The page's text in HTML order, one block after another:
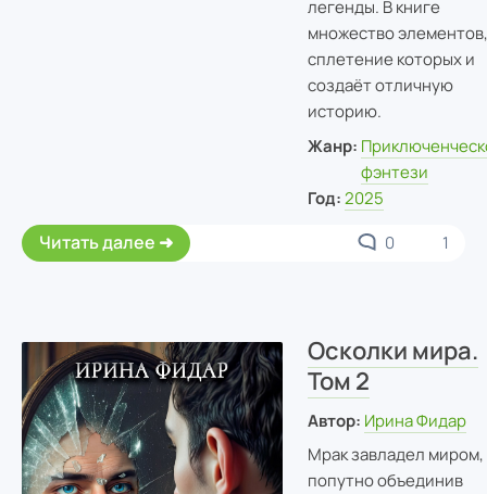
легенды. В книге
множество элементов,
сплетение которых и
создаёт отличную
историю.
Жанр:
фэнтези
Год: 2025
Читать далее 0 1
Осколки мира.
Том 2
Автор: Ирина Фидар
Мрак завладел миром,
попутно объединив